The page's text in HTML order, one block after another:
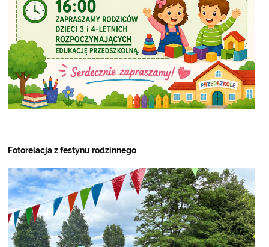
Fotorelacja z festynu rodzinnego